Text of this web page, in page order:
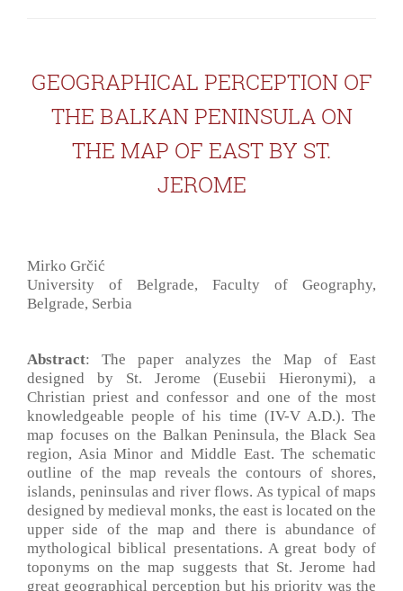
GEOGRAPHICAL PERCEPTION OF
THE BALKAN PENINSULA ON
THE MAP OF EAST BY ST.
JEROME
Mirko Grčić
University of Belgrade, Faculty of Geography,
Belgrade, Serbia
Abstract: The paper analyzes the Map of East
designed by St. Jerome (Eusebii Hieronymi), a
Christian priest and confessor and one of the most
knowledgeable people of his time (IV-V A.D.). The
map focuses on the Balkan Peninsula, the Black Sea
region, Asia Minor and Middle East. The schematic
outline of the map reveals the contours of shores,
islands, peninsulas and river flows. As typical of maps
designed by medieval monks, the east is located on the
upper side of the map and there is abundance of
mythological biblical presentations. A great body of
toponyms on the map suggests that St. Jerome had
great geographical perception but his priority was the